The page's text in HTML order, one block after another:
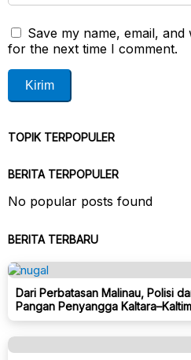
Save my name, email,
for the next time I comment.
TOPIK TERPOPULER
BERITA TERPOPULER
No popular posts found
BERITA TERBARU
Dari Perbatasan Malinau, Polisi
Pangan Penyangga Kaltara–Kaltim